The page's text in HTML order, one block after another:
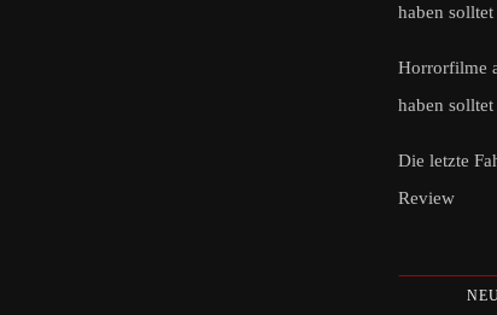
haben
Horrorfilme
haben
Die letzte
Review